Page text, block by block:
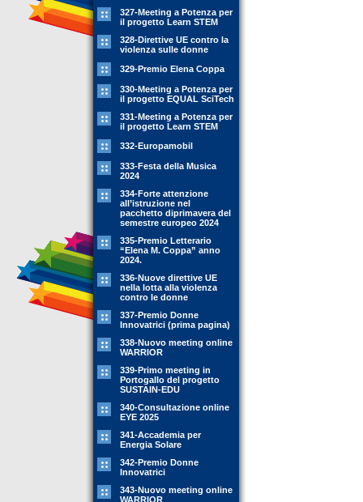
327-Meeting a Potenza per
il progetto Learn STEM
328-Direttive UE contro la
violenza sulle donne
329-Premio Elena Coppa
330-Meeting a Potenza per
il progetto EQUAL SciTech
331-Meeting a Potenza per
il progetto Learn STEM
332-Europamobil
333-Festa della Musica
2024
334-Forte attenzione
all’istruzione nel
pacchetto diprimavera del
semestre europeo 2024
335-Premio Letterario
“Elena M. Coppa” anno
2024.
336-Nuove direttive UE
nella lotta alla violenza
contro le donne
337-Premio Donne
Innovatrici (prima pagina)
338-Nuovo meeting online
WARRIOR
339-Primo meeting in
Portogallo del progetto
SUSTAIN-EDU
340-Consultazione online
EYE 2025
341-Accademia per
Energia Solare
342-Premio Donne
Innovatrici
343-Nuovo meeting online
WARRIOR